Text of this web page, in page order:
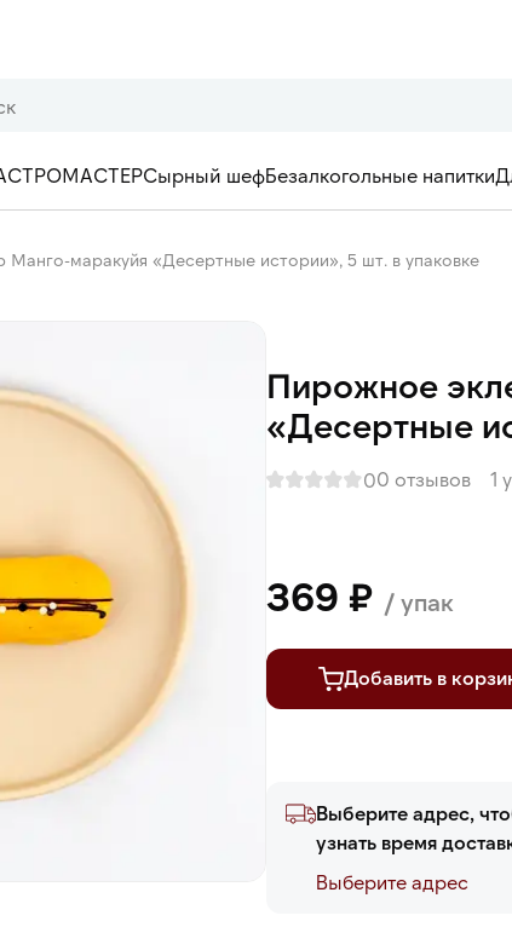
Сырный шефБезалкогольные напитки
Манго-маракуйя «Десертные истории», 5 шт. в упаковке
Пирожное
«Десертные
00 отзывов 1
369 ₽ / упак
Добавить в
Выберите адрес,
узнать время
Выберите адреc